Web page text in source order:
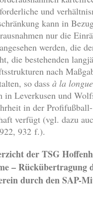
und
kann in
nur die
werden, die
die bestehenden
nach
so dassà la longue
in Leverkusen und
in der Profifußball-
verfügt (vgl. dazu
932 f.).
der TSG
– Rückübertragung
durch den SAP-